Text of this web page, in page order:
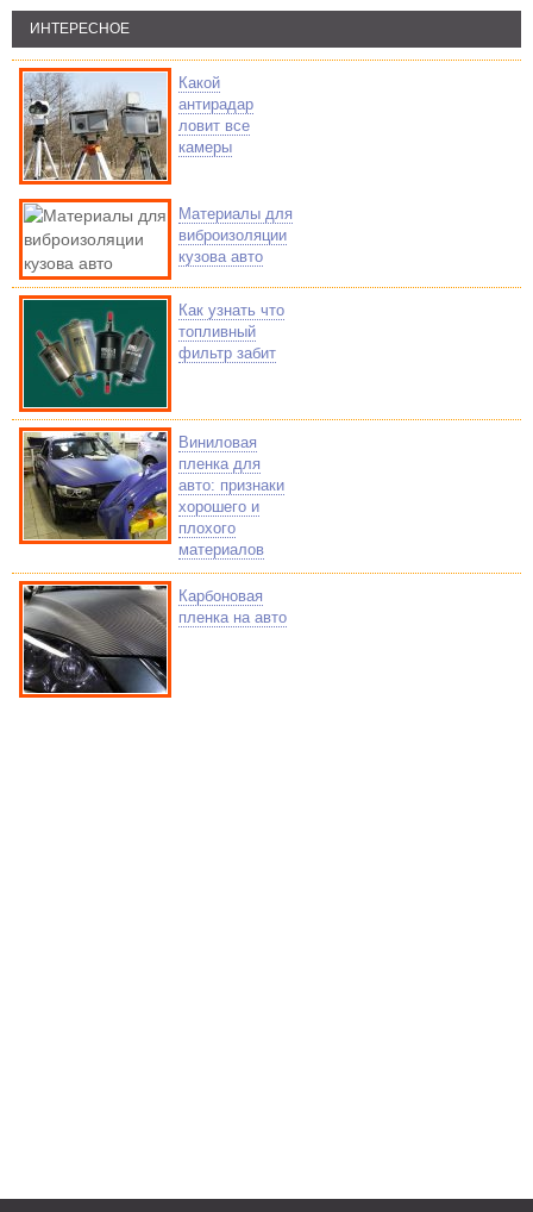
ИНТЕРЕСНОЕ
Какой
антирадар
ловит все
камеры
Материалы для
виброизоляции
кузова авто
Как узнать что
топливный
фильтр забит
Виниловая
пленка для
авто: признаки
хорошего и
плохого
материалов
Карбоновая
пленка на авто